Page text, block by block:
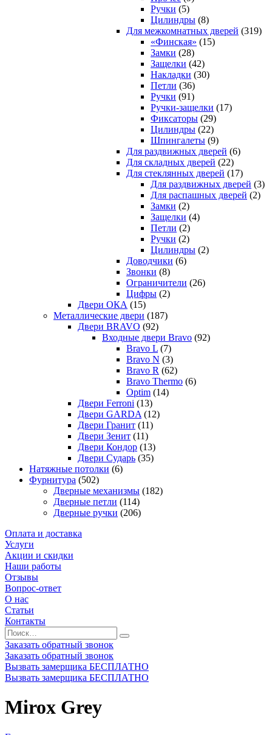
Ручки (5)
Цилиндры (8)
Для межкомнатных дверей (319)
«Финская» (15)
Замки (28)
Защелки (42)
Накладки (30)
Петли (36)
Ручки (91)
Ручки-защелки (17)
Фиксаторы (29)
Цилиндры (22)
Шпингалеты (9)
Для раздвижных дверей (6)
Для складных дверей (22)
Для стеклянных дверей (17)
Для раздвижных дверей (3)
Для распашных дверей (2)
Замки (2)
Защелки (4)
Петли (2)
Ручки (2)
Цилиндры (2)
Доводчики (6)
Звонки (8)
Ограничители (26)
Цифры (2)
Двери ОКА (15)
Металлические двери (187)
Двери BRAVO (92)
Входные двери Bravo (92)
Bravo L (7)
Bravo N (3)
Bravo R (62)
Bravo Thermo (6)
Optim (14)
Двери Ferroni (13)
Двери GARDA (12)
Двери Гранит (11)
Двери Зенит (11)
Двери Кондор (13)
Двери Сударь (35)
Натяжные потолки (6)
Фурнитура (502)
Дверные механизмы (182)
Дверные петли (114)
Дверные ручки (206)
Оплата и доставка
Услуги
Акции и скидки
Наши работы
Отзывы
Вопрос-ответ
О нас
Статьи
Контакты
Заказать обратный звонок
Заказать обратный звонок
Вызвать замерщика БЕСПЛАТНО
Вызвать замерщика БЕСПЛАТНО
Mirox Grey